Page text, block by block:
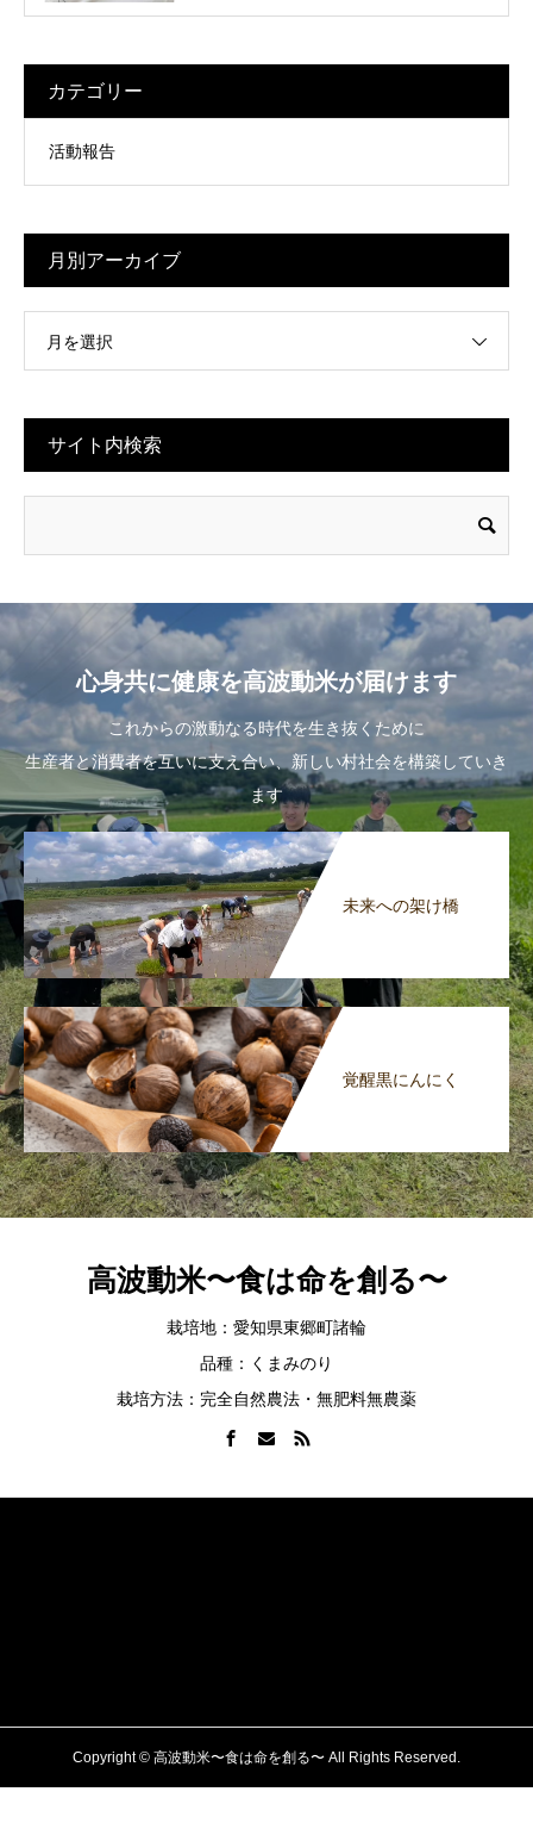
カテゴリー
活動報告
月別アーカイブ
月を選択
サイト内検索
心身共に健康を高波動米が届けます
これからの激動なる時代を生き抜くために
生産者と消費者を互いに支え合い、新しい村社会を構築していき
ます
未来への架け橋
覚醒黒にんにく
高波動米〜食は命を創る〜
栽培地：愛知県東郷町諸輪
品種：くまみのり
栽培方法：完全自然農法・無肥料無農薬
Copyright © 高波動米〜食は命を創る〜 All Rights Reserved.